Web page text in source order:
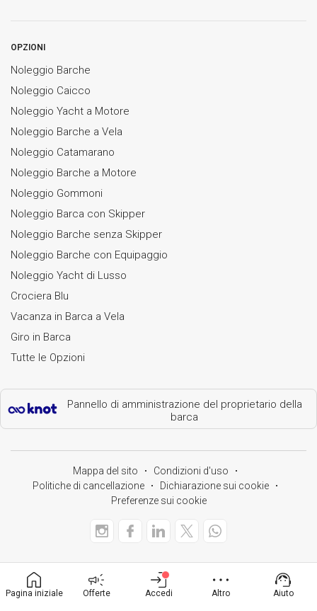
OPZIONI
Noleggio Barche
Noleggio Caicco
Noleggio Yacht a Motore
Noleggio Barche a Vela
Noleggio Catamarano
Noleggio Barche a Motore
Noleggio Gommoni
Noleggio Barca con Skipper
Noleggio Barche senza Skipper
Noleggio Barche con Equipaggio
Noleggio Yacht di Lusso
Crociera Blu
Vacanza in Barca a Vela
Giro in Barca
Tutte le Opzioni
Pannello di amministrazione del proprietario della
barca
Mappa del sito
Condizioni d'uso
Politiche di cancellazione
Dichiarazione sui cookie
Preferenze sui cookie
Pagina iniziale Offerte Accedi Altro Aiuto